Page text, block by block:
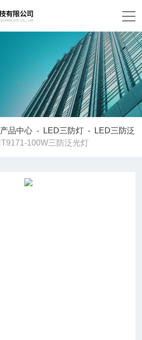
产品中心 - LED三防灯 -
LED三防泛
100W三防泛光灯